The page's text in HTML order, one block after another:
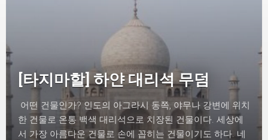
[타지마할] 하얀 대리석 무덤
어떤 건물인가? 인도의 아그라시 동쪽, 야무나 강변에 위치
한 건물로 온통 백색 대리석으로 치장된 건물이다. 세상에
서 가장 아름다운 건물로 손에 꼽히는 건물이기도 하다. 네